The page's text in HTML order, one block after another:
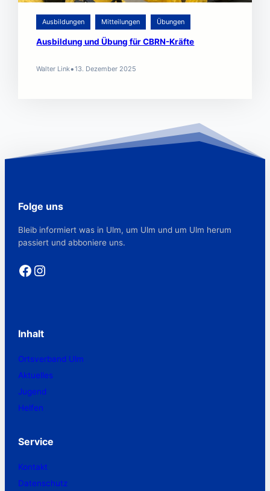
Ausbildungen Mitteilungen Übungen
Ausbildung und Übung für CBRN-Kräfte
Walter Link•13. Dezember 2025
Folge uns
Bleib informiert was in Ulm, um Ulm und um Ulm herum
passiert und abboniere uns.
Facebook Instagram
Inhalt
Ortsverband Ulm
Aktuelles
Jugend
Helfen
Service
Kontakt
Datenschutz